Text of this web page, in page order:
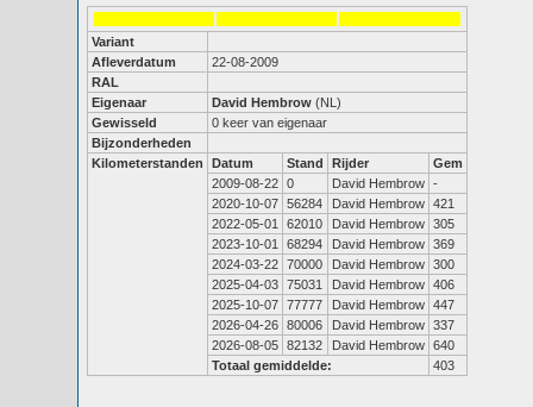
Variant
Afleverdatum
22-08-2009
RAL
Eigenaar
David Hembrow (NL)
Gewisseld
0 keer van eigenaar
Bijzonderheden
Kilometerstanden
Datum Stand Rijder
Gem
2009-08-22 0 David Hembrow -
2020-10-07 56284 David Hembrow 421
2022-05-01
62010 David Hembrow 305
2023-10-01
68294 David Hembrow 369
2024-03-22 70000 David Hembrow 300
2025-04-03 75031 David Hembrow 406
2025-10-07 77777 David Hembrow 447
2026-04-26 80006 David Hembrow 337
2026-08-05 82132 David Hembrow 640
Totaal gemiddelde:
403